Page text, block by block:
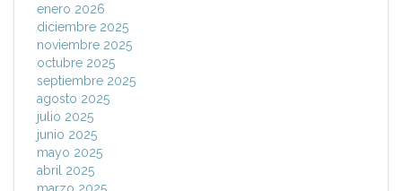
enero 2026
diciembre 2025
noviembre 2025
octubre 2025
septiembre 2025
agosto 2025
julio 2025
junio 2025
mayo 2025
abril 2025